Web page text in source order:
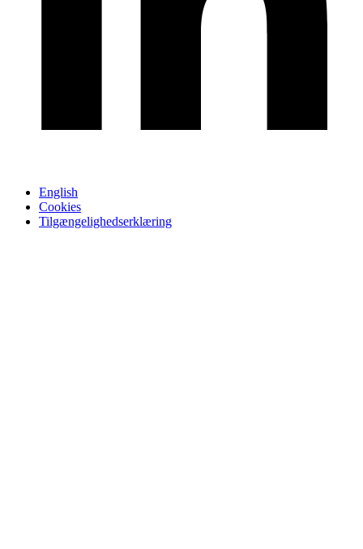
English
Cookies
Tilgængelighedserklæring